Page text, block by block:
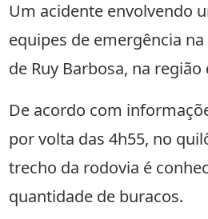
Um acidente envolvendo
equipes de emergência
de Ruy Barbosa, na região
De acordo com
por volta das 4h55, no
trecho da rodovia é
quantidade de buracos.